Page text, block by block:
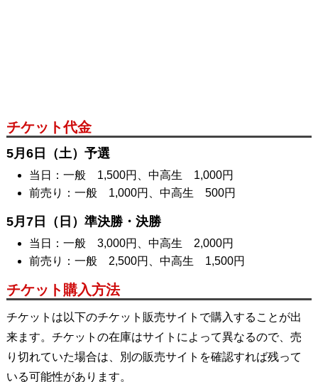
チケット代金
5月6日（土）予選
当日：一般 1,500円、中高生 1,000円
前売り：一般 1,000円、中高生 500円
5月7日（日）準決勝・決勝
当日：一般 3,000円、中高生 2,000円
前売り：一般 2,500円、中高生 1,500円
チケット購入方法
チケットは以下のチケット販売サイトで購入することが出
来ます。チケットの在庫はサイトによって異なるので、売
り切れていた場合は、別の販売サイトを確認すれば残って
いる可能性があります。